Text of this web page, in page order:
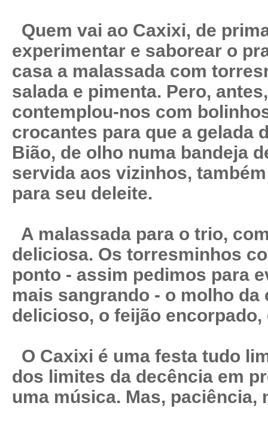
Quem vai ao Caxixi, de
experimentar e saborear o
casa a malassada com
salada e pimenta. Pero,
contemplou-nos com
crocantes para que a gelada
Bião, de olho numa bandeja
servida aos vizinhos,
para seu deleite.
A malassada para o trio,
deliciosa. Os torresminhos
ponto - assim pedimos para
mais sangrando - o molho
delicioso, o feijão
O Caxixi é uma festa tudo
dos limites da decência em
uma música. Mas, paciência,